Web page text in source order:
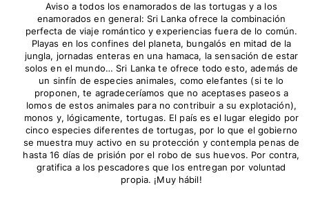
Aviso a todos los enamorados de las tortugas y a los
enamorados en general: Sri Lanka ofrece la combinación
perfecta de viaje romántico y experiencias fuera de lo común.
Playas en los confines del planeta, bungalós en mitad de la
jungla, jornadas enteras en una hamaca, la sensación de estar
solos en el mundo… Sri Lanka te ofrece todo esto, además de
un sinfín de especies animales, como elefantes (si te lo
proponen, te agradeceríamos que no aceptases paseos a
lomos de estos animales para no contribuir a su explotación),
monos y, lógicamente, tortugas. El país es el lugar elegido por
cinco especies diferentes de tortugas, por lo que el gobierno
se muestra muy activo en su protección y contempla penas de
hasta 16 días de prisión por el robo de sus huevos. Por contra,
gratifica a los pescadores que los entregan por voluntad
propia. ¡Muy hábil!